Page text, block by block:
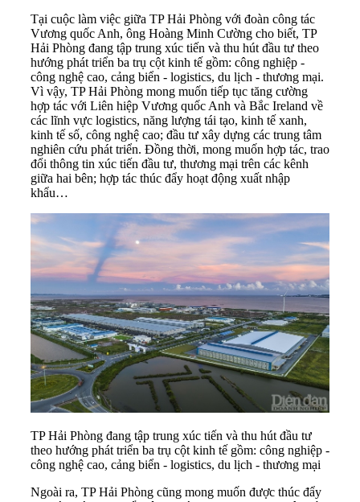
Tại cuộc làm việc giữa TP Hải Phòng với đoàn công tác
Vương quốc Anh, ông Hoàng Minh Cường cho biết, TP
Hải Phòng đang tập trung xúc tiến và thu hút đầu tư theo
hướng phát triển ba trụ cột kinh tế gồm: công nghiệp -
công nghệ cao, cảng biển - logistics, du lịch - thương mại.
Vì vậy, TP Hải Phòng mong muốn tiếp tục tăng cường
hợp tác với Liên hiệp Vương quốc Anh và Bắc Ireland về
các lĩnh vực logistics, năng lượng tái tạo, kinh tế xanh,
kinh tế số, công nghệ cao; đầu tư xây dựng các trung tâm
nghiên cứu phát triển. Đồng thời, mong muốn hợp tác, trao
đổi thông tin xúc tiến đầu tư, thương mại trên các kênh
giữa hai bên; hợp tác thúc đẩy hoạt động xuất nhập
khẩu…
TP Hải Phòng đang tập trung xúc tiến và thu hút đầu tư
theo hướng phát triển ba trụ cột kinh tế gồm: công nghiệp -
công nghệ cao, cảng biển - logistics, du lịch - thương mại
Ngoài ra, TP Hải Phòng cũng mong muốn được thúc đẩy